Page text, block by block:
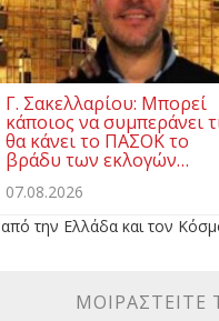
Γ. Σακελλαρίου: Μπορεί
κάποιος να συμπεράνει
θα κάνει το ΠΑΣΟΚ το
βράδυ των εκλογών…
07.08.2026
από την Ελλάδα και τον
ΜΟΙΡΑΣΤΕΊΤΕ